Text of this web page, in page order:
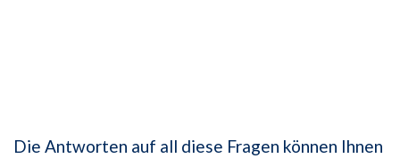
Die Antworten auf all diese Fragen können Ihnen